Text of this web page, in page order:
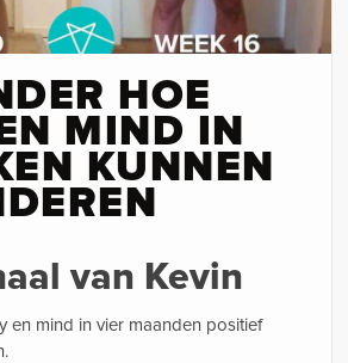
HOE
MIND IN
KUNNEN
van Kevin
en mind in vier maanden positief